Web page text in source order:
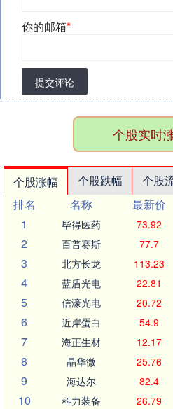
你的邮箱*
提交评论
个股实时
个股涨幅 个股跌幅 个股
排名
名称 最新价
1
毕得医药 73.92
2 百普赛斯 77.7
3 北方长龙 113.23
4 蓝盾光电 22.81
5 信濠光电 20.72
6 近岸蛋白 54.9
7 海正生材 12.17
8 晶华微 25.76
9 海达尔 82.4
10 科力装备 26.79